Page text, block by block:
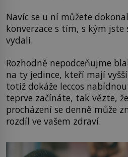
Navíc se u ní můžete
konverzace s tím, s kým jste
vydali.
Rozhodně nepodceňujme
na ty jedince, kteří mají
totiž dokáže leccos
teprve začínáte, tak vězte,
procházení se denně může
rozdíl ve vašem zdraví.